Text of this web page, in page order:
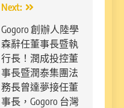
Next:
Gogoro 創辦人陸學
森辭任董事長暨執
行長！潤成投控董
事長暨潤泰集團法
務長曾達夢接任董
事長，Gogoro 台灣